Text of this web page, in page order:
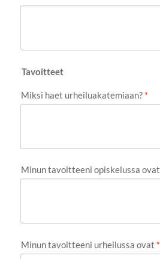
Tavoitteet
Miksi haet urheiluakatemiaan? *
Minun tavoitteeni opiskelussa ovat
Minun tavoitteeni urheilussa ovat *